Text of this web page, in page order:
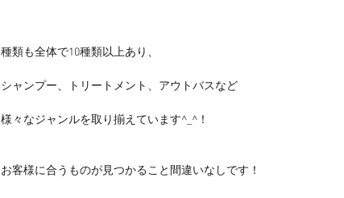
種類も全体で10種類以上あり、
シャンプー、トリートメント、アウトバスなど
様々なジャンルを取り揃えています^_^！
お客様に合うものが見つかること間違いなしです！